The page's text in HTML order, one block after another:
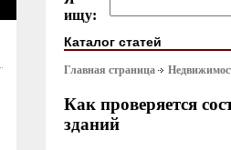
ищу:
Каталог статей
Главная страница
Как проверяется
зданий